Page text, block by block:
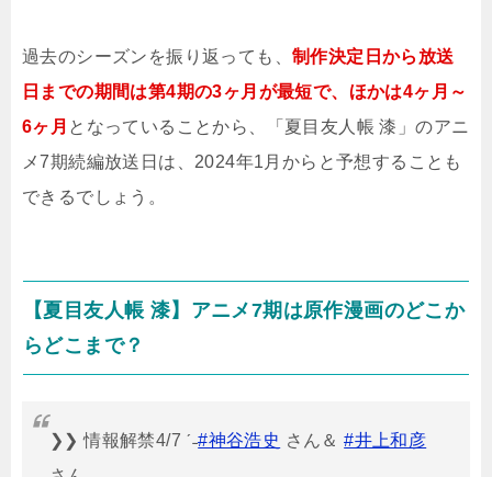
過去のシーズンを振り返っても、 制作決定日から放送
日までの期間は第4期の3ヶ月が最短で、ほかは4ヶ月～
6ヶ月 となっていることから、「夏目友人帳 漆」のアニ
メ7期続編放送日は、2024年1月からと予想することも
できるでしょう。
【夏目友人帳 漆】アニメ7期は原作漫画のどこか
らどこまで？
❯❯ 情報解禁4/7 ˊ˗#神谷浩史 さん＆#井上和彦